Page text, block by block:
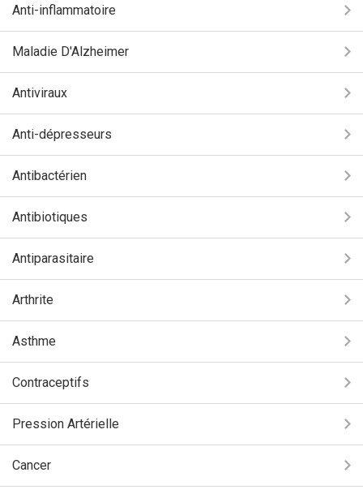
Anti-inflammatoire
Maladie D'Alzheimer
Antiviraux
Anti-dépresseurs
Antibactérien
Antibiotiques
Antiparasitaire
Arthrite
Asthme
Contraceptifs
Pression Artérielle
Cancer